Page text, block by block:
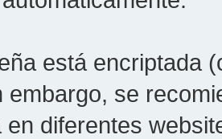
está encriptada
embargo, se
en diferentes